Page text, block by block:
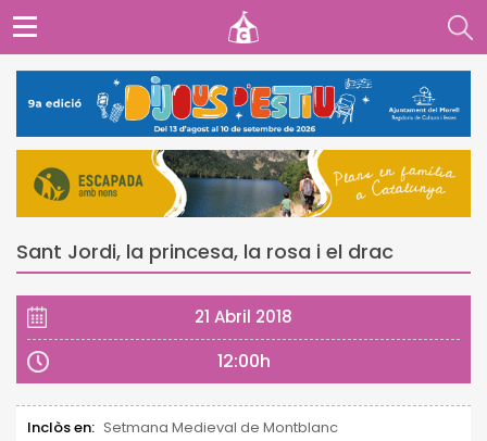
Sant Jordi, la princesa, la rosa i el drac
21 Abril 2018
12:00h
Inclòs en: Setmana Medieval de Montblanc